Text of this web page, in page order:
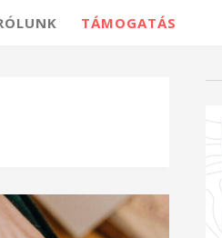
TÁMOGATÁS